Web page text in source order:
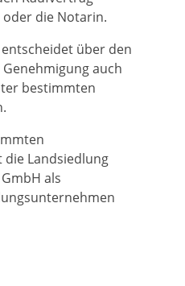
die Notarin.
über den
auch
bestimmten
die Landsiedlung
als